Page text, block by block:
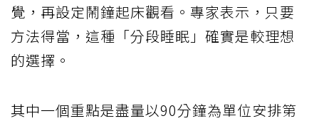
覺，再設定鬧鐘起床觀看。專家表示，只要
方法得當，這種「分段睡眠」確實是較理想
的選擇。
其中一個重點是盡量以90分鐘為單位安排第